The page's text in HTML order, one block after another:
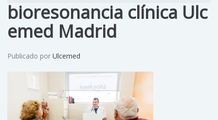
bioresonancia clínica Ulc
emed Madrid
Publicado por Ulcemed